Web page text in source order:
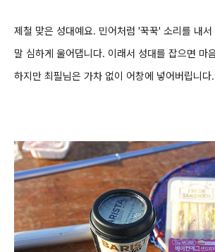
제철 맞은 성대예요. 민어처럼 '꾹꾹' 소리를 내
말 심하게 울어댑니다. 이래서 성대를 잡으면 마
하지만 최필님은 가차 없이 어창에 넣어버립니다.